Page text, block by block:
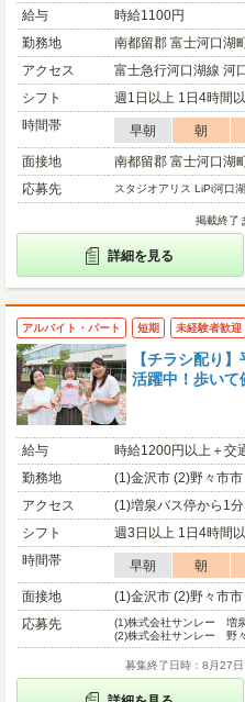
給与
時給1100円
勤務地
南都留郡 富士河口湖
アクセス
富士急行河口湖線 河
シフト
週1日以上 1日4時間
時間帯
早朝 朝
面接地
南都留郡 富士河口湖
応募先
スタジオアリス LiPi河口
掲載終了
詳細を見る
アルバイト・パート 短期 未経験者歓迎
【チラシ配り
活躍中！歩いて
給与
時給1200円以上＋交
勤務地
(1)金沢市 (2)野々市市
アクセス
(1)増泉バス停から1
シフト
週3日以上 1日4時間
時間帯
早朝 朝
面接地
(1)金沢市 (2)野々市市
応募先
(1)株式会社サンレー 増
(2)株式会社サンレー 野
募集終了日時：8月27日